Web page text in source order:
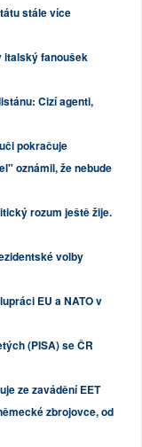
stále více
italský fanoušek
Cizí agenti,
pokračuje
oznámil, že nebude
rozum ještě žije.
volby
EU a NATO v
(PISA) se ČR
ze zavádění EET
zbrojovce, od